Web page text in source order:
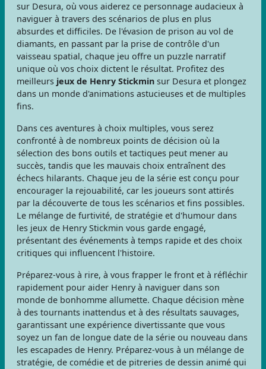
sur Desura, où vous aiderez ce personnage audacieux à
naviguer à travers des scénarios de plus en plus
absurdes et difficiles. De l'évasion de prison au vol de
diamants, en passant par la prise de contrôle d'un
vaisseau spatial, chaque jeu offre un puzzle narratif
unique où vos choix dictent le résultat. Profitez des
meilleurs jeux de Henry Stickmin sur Desura et plongez
dans un monde d'animations astucieuses et de multiples
fins.
Dans ces aventures à choix multiples, vous serez
confronté à de nombreux points de décision où la
sélection des bons outils et tactiques peut mener au
succès, tandis que les mauvais choix entraînent des
échecs hilarants. Chaque jeu de la série est conçu pour
encourager la rejouabilité, car les joueurs sont attirés
par la découverte de tous les scénarios et fins possibles.
Le mélange de furtivité, de stratégie et d'humour dans
les jeux de Henry Stickmin vous garde engagé,
présentant des événements à temps rapide et des choix
critiques qui influencent l'histoire.
Préparez-vous à rire, à vous frapper le front et à réfléchir
rapidement pour aider Henry à naviguer dans son
monde de bonhomme allumette. Chaque décision mène
à des tournants inattendus et à des résultats sauvages,
garantissant une expérience divertissante que vous
soyez un fan de longue date de la série ou nouveau dans
les escapades de Henry. Préparez-vous à un mélange de
stratégie, de comédie et de pitreries de dessin animé qui